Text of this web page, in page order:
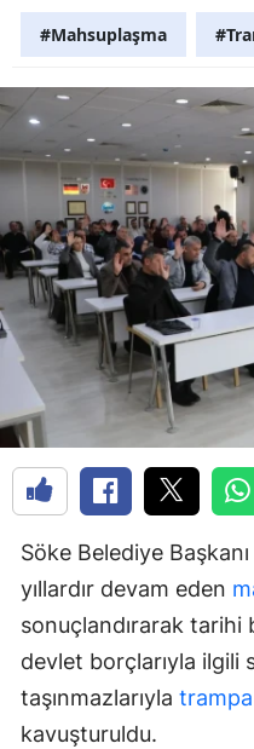
#Mahsuplaşma
Söke Belediye
yıllardır devam eden
sonuçlandırarak tarihi
devlet borçlarıyla ilgili
taşınmazlarıyla trampa
kavuşturuldu.